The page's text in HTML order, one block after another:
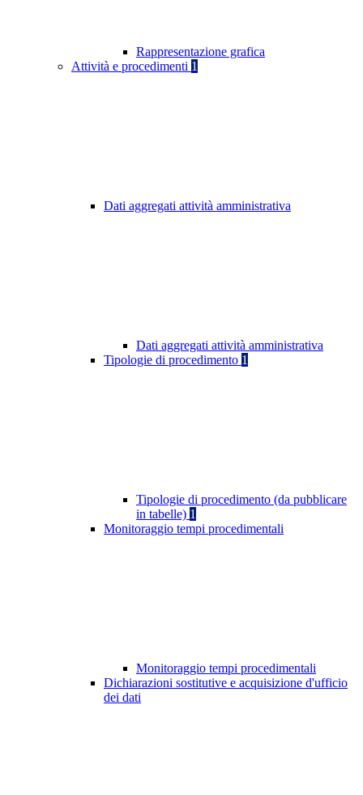
Rappresentazione grafica
Attività e procedimenti 1
Dati aggregati attività amministrativa
Dati aggregati attività amministrativa
Tipologie di procedimento 1
Tipologie di procedimento (da pubblicare
in tabelle) 1
Monitoraggio tempi procedimentali
Monitoraggio tempi procedimentali
Dichiarazioni sostitutive e acquisizione d'ufficio
dei dati